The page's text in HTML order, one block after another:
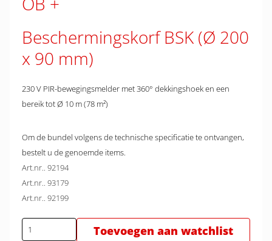
Beschermingskorf BSK (Ø 200
x 90 mm)
230 V PIR-bewegingsmelder met 360° dekkingshoek en een
bereik tot Ø 10 m (78 m²)
Om de bundel volgens de technische specificatie te ontvangen,
bestelt u de genoemde items.
Art.nr.. 92194
Art.nr.. 93179
Art.nr.. 92199
Toevoegen aan watchlist